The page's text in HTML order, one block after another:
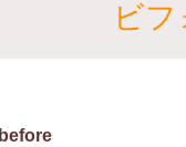
ビ
before